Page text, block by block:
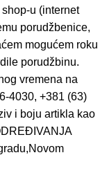
u (internet
porudžbenice,
mogućem roku
porudžbinu.
vremena na
4030, +381 (63)
i boju artikla kao